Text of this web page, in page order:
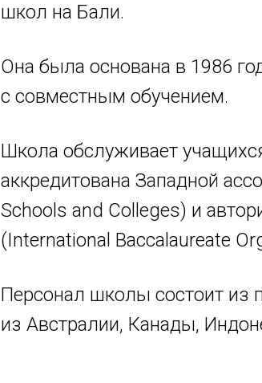
школ на Бали.
Она была основана в 1986
с совместным обучением.
Школа обслуживает
аккредитована Западной
Schools and Colleges) и
(International Baccalaureate
Персонал школы состоит из
из Австралии, Канады,